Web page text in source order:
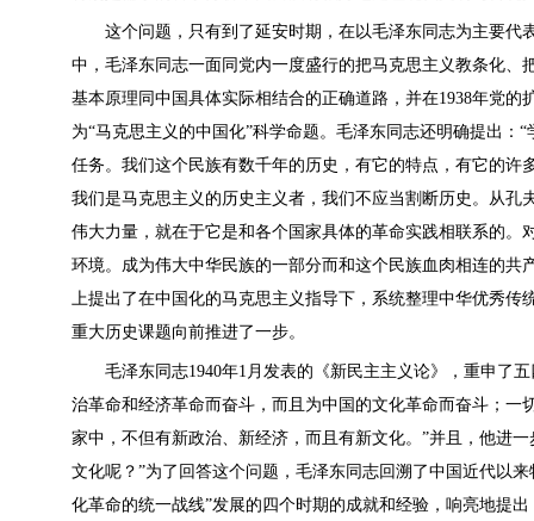
这个问题，只有到了延安时期，在以毛泽东同志为主要代
中，毛泽东同志一面同党内一度盛行的把马克思主义教条化
基本原理同中国具体实际相结合的正确道路，并在1938年党
为“马克思主义的中国化”科学命题。毛泽东同志还明确提出
任务。我们这个民族有数千年的历史，有它的特点，有它的
我们是马克思主义的历史主义者，我们不应当割断历史。从孔
伟大力量，就在于它是和各个国家具体的革命实践相联系的
环境。成为伟大中华民族的一部分而和这个民族血肉相连的
上提出了在中国化的马克思主义指导下，系统整理中华优秀传
重大历史课题向前推进了一步。
毛泽东同志1940年1月发表的《新民主主义论》，重申了五
治革命和经济革命而奋斗，而且为中国的文化革命而奋斗；
家中，不但有新政治、新经济，而且有新文化。”并且，他进
文化呢？”为了回答这个问题，毛泽东同志回溯了中国近代以
化革命的统一战线”发展的四个时期的成就和经验，响亮地提